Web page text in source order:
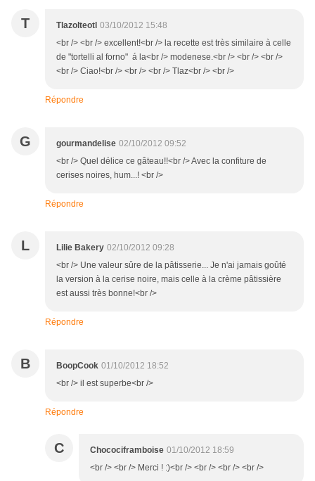
T Tlazolteotl 03/10/2012 15:48
<br /> <br /> excellent!<br /> la recette est très similaire à celle
de "tortelli al forno" á la<br /> modenese.<br /> <br /> <br />
<br /> Ciao!<br /> <br /> <br /> Tlaz<br /> <br />
Répondre
G gourmandelise 02/10/2012 09:52
<br /> Quel délice ce gâteau!!<br /> Avec la confiture de
cerises noires, hum...! <br />
Répondre
L Lilie Bakery 02/10/2012 09:28
<br /> Une valeur sûre de la pâtisserie... Je n'ai jamais goûté
la version à la cerise noire, mais celle à la crème pâtissière
est aussi très bonne!<br />
Répondre
B BoopCook 01/10/2012 18:52
<br /> il est superbe<br />
Répondre
C Chocociframboise 01/10/2012 18:59
<br /> <br /> Merci ! :)<br /> <br /> <br /> <br />